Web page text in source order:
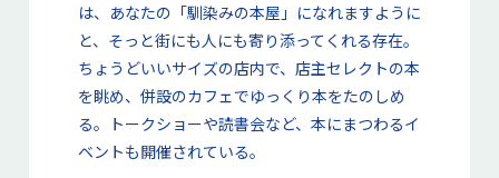
は、あなたの「馴染みの本屋」になれますように
と、そっと街にも人にも寄り添ってくれる存在。
ちょうどいいサイズの店内で、店主セレクトの本
を眺め、併設のカフェでゆっくり本をたのしめ
る。トークショーや読書会など、本にまつわるイ
ベントも開催されている。